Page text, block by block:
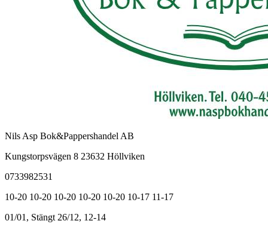
Nils Asp Bok&Pappershandel AB
Kungstorpsvägen 8 23632 Höllviken
0733982531
10-20 10-20 10-20 10-20 10-20 10-17 11-17
01/01, Stängt 26/12, 12-14